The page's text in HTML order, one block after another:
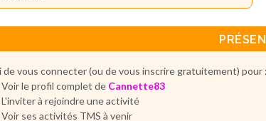
de vous connecter (ou de vous inscrire gratuitement) pour :
Voir le profil complet de Cannette83
L'inviter à rejoindre une activité
Voir ses activités TMS à venir